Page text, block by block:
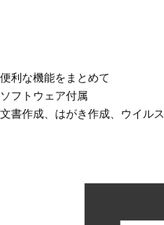
便利な機能をまとめて
ソフトウェア付属
文書作成、はがき作成、ウイル